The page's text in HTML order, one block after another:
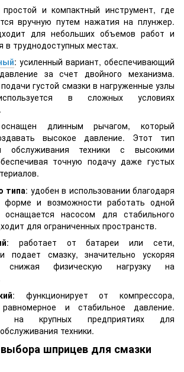
и компактный инструмент, где
вручную путем нажатия на плунжер.
для небольших объемов работ и
в труднодоступных местах.
: усиленный вариант, обеспечивающий
за счет двойного механизма.
густой смазки в нагруженные узлы
в сложных условиях
длинным рычагом, который
высокое давление. Этот тип
обслуживания техники с высокими
точную подачу даже густых
типа: удобен в использовании благодаря
форме и возможности работать одной
насосом для стабильного
для ограниченных пространств.
: работает от батареи или сети,
подает смазку, значительно ускоряя
физическую нагрузку на
: функционирует от компрессора,
равномерное и стабильное давление.
на крупных предприятиях для
техники.
шприцев для смазки